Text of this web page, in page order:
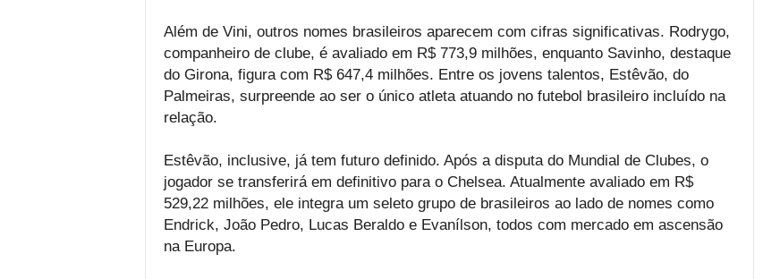
Além de Vini, outros nomes brasileiros aparecem com cifras significativas. Rodrygo,
companheiro de clube, é avaliado em R$ 773,9 milhões, enquanto Savinho, destaque
do Girona, figura com R$ 647,4 milhões. Entre os jovens talentos, Estêvão, do
Palmeiras, surpreende ao ser o único atleta atuando no futebol brasileiro incluído na
relação.
Estêvão, inclusive, já tem futuro definido. Após a disputa do Mundial de Clubes, o
jogador se transferirá em definitivo para o Chelsea. Atualmente avaliado em R$
529,22 milhões, ele integra um seleto grupo de brasileiros ao lado de nomes como
Endrick, João Pedro, Lucas Beraldo e Evanílson, todos com mercado em ascensão
na Europa.